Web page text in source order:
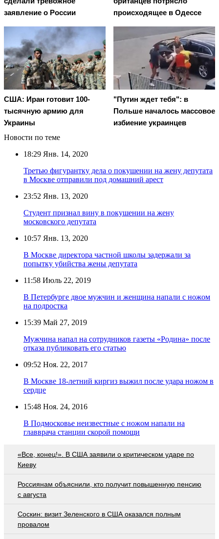
заявление о России
происходящее в Одессе
США: Иран готовит 100-
тысячную армию для
Украины
"Путин ждет тебя": в
Польше началось массовое
избиение украинцев
Новости по теме
18:29 Янв. 14, 2020
Третью фигурантку дела о покушении на жену депутата
в Москве отправили под домашний арест
23:52 Янв. 13, 2020
Студент признал вину в покушении на жену
московского депутата
10:57 Янв. 13, 2020
В Москве директора частной школы задержали за
попытку убийства жены депутата
11:58 Июль 22, 2019
В Петербурге двое мужчин и женщина напали с ножом
на подростка
15:39 Май 27, 2019
Мужчина напал на сотрудников газеты «Родина» после
отказа публиковать его статью
09:52 Ноя. 22, 2017
В Москве 18-летний киргиз выжил после удара ножом в
сердце
15:48 Ноя. 24, 2016
В Подмосковье неизвестные с ножом напали на
главврача станции скорой помощи
«Все, конец!». В США заявили о критическом ударе по
Киеву
Россиянам объяснили, кто получит повышенную пенсию
с августа
Соскин: визит Зеленского в США оказался полным
провалом